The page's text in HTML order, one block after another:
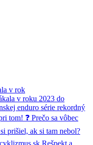
v rok